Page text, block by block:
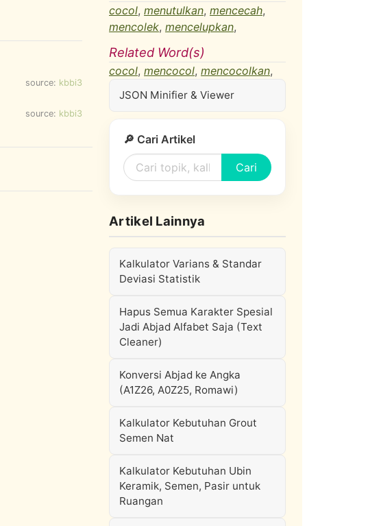
source: kbbi3
source: kbbi3
cocol, menutulkan, mencecah,
mencolek, mencelupkan,
Related Word(s)
cocol, mencocol, mencocolkan,
JSON Minifier & Viewer
🔎 Cari Artikel
Cari
Artikel Lainnya
Kalkulator Varians & Standar
Deviasi Statistik
Hapus Semua Karakter Spesial
Jadi Abjad Alfabet Saja (Text
Cleaner)
Konversi Abjad ke Angka
(A1Z26, A0Z25, Romawi)
Kalkulator Kebutuhan Grout
Semen Nat
Kalkulator Kebutuhan Ubin
Keramik, Semen, Pasir untuk
Ruangan